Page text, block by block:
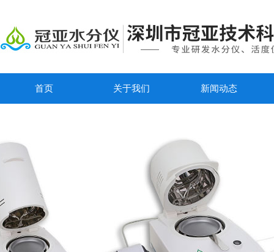
首页 关于我们 新闻动态